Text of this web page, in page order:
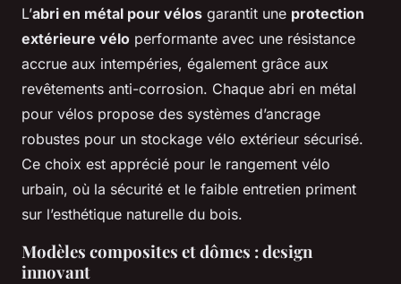
L’abri en métal pour vélos garantit une protection
extérieure vélo performante avec une résistance
accrue aux intempéries, également grâce aux
revêtements anti-corrosion. Chaque abri en métal
pour vélos propose des systèmes d’ancrage
robustes pour un stockage vélo extérieur sécurisé.
Ce choix est apprécié pour le rangement vélo
urbain, où la sécurité et le faible entretien priment
sur l’esthétique naturelle du bois.
Modèles composites et dômes : design
innovant